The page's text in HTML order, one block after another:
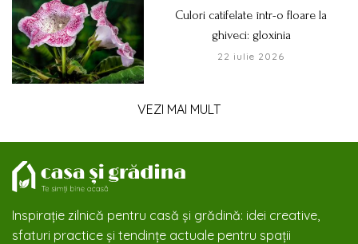
Culori catifelate într-o floare la
ghiveci: gloxinia
22 iulie 2026
VEZI MAI MULT
Inspirație zilnică pentru casă și grădină: idei creative,
sfaturi practice și tendințe actuale pentru spații